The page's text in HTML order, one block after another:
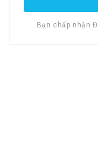
Bạn chấp nhận